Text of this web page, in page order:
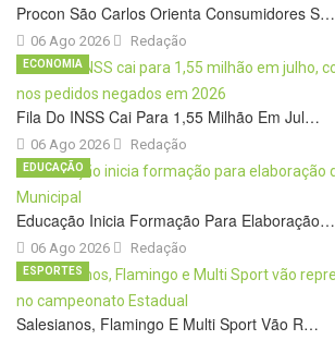
Procon São Carlos Orienta Consumidores S…
06 Ago 2026 Redação
Fila Do INSS Cai Para 1,55 Milhão Em Jul…
06 Ago 2026
ECONOMIA
Redação
Educação Inicia Formação Para Elaboração…
06 Ago 2026
EDUCAÇÃO
Redação
Salesianos, Flamingo E Multi Sport Vão R…
ESPORTES